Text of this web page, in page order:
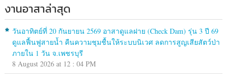
งานอาสาล่าสุด
วันอาทิตย์ที่ 20 กันยายน 2569 อาสาดูแลฝาย (Check Dam) รุ่น 3 ปี 69
ดูแลฟื้นฟูสายน้ำ คืนความชุมชื้นให้ระบบนิเวศ ลดการสูญเสียสัตว์ป่า
ภายใน 1 วัน จ.เพชรบุรี
8 August 2026 at 12 : 04 PM